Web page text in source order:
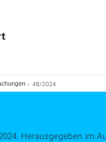
48/2024
Herausgegeben im